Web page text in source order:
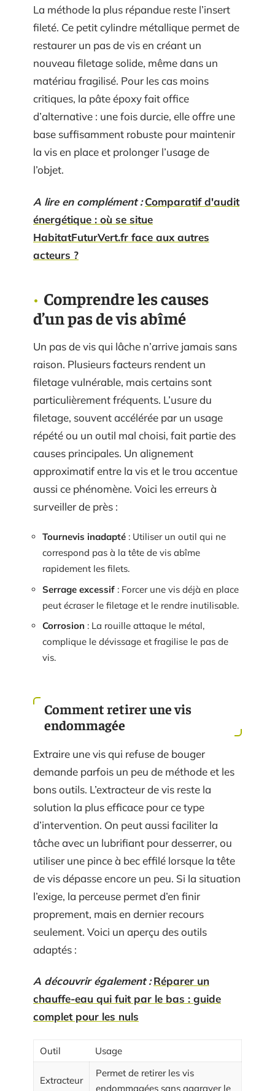
La méthode la plus répandue reste l’insert
fileté. Ce petit cylindre métallique permet de
restaurer un pas de vis en créant un
nouveau filetage solide, même dans un
matériau fragilisé. Pour les cas moins
critiques, la pâte époxy fait office
d’alternative : une fois durcie, elle offre une
base suffisamment robuste pour maintenir
la vis en place et prolonger l’usage de
l’objet.
A lire en complément : Comparatif d'audit
énergétique : où se situe
HabitatFuturVert.fr face aux autres
acteurs ?
Comprendre les causes
d’un pas de vis abîmé
Un pas de vis qui lâche n’arrive jamais sans
raison. Plusieurs facteurs rendent un
filetage vulnérable, mais certains sont
particulièrement fréquents. L’usure du
filetage, souvent accélérée par un usage
répété ou un outil mal choisi, fait partie des
causes principales. Un alignement
approximatif entre la vis et le trou accentue
aussi ce phénomène. Voici les erreurs à
surveiller de près :
Tournevis inadapté : Utiliser un outil qui ne
correspond pas à la tête de vis abîme
rapidement les filets.
Serrage excessif : Forcer une vis déjà en place
peut écraser le filetage et le rendre inutilisable.
Corrosion : La rouille attaque le métal,
complique le dévissage et fragilise le pas de
vis.
Comment retirer une vis
endommagée
Extraire une vis qui refuse de bouger
demande parfois un peu de méthode et les
bons outils. L’extracteur de vis reste la
solution la plus efficace pour ce type
d’intervention. On peut aussi faciliter la
tâche avec un lubrifiant pour desserrer, ou
utiliser une pince à bec effilé lorsque la tête
de vis dépasse encore un peu. Si la situation
l’exige, la perceuse permet d’en finir
proprement, mais en dernier recours
seulement. Voici un aperçu des outils
adaptés :
A découvrir également : Réparer un
chauffe-eau qui fuit par le bas : guide
complet pour les nuls
Outil Usage
Extracteur
Permet de retirer les vis
endommagées sans aggraver le